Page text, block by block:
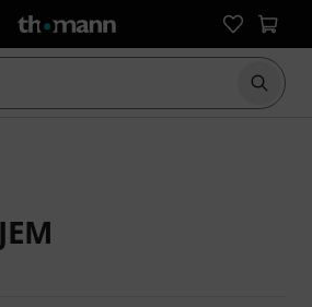
Začít
JEM